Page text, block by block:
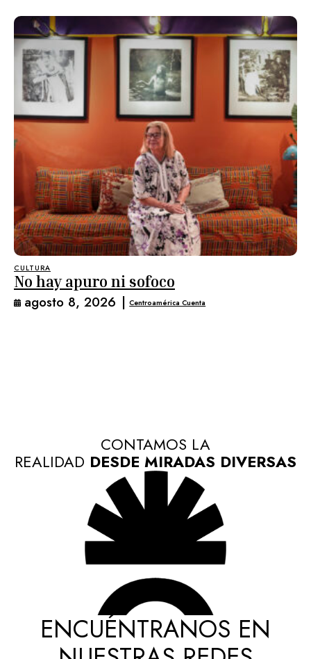
CULTURA
No hay apuro ni sofoco
agosto 8, 2026 | Centroamérica Cuenta
CONTAMOS LA
REALIDAD DESDE MIRADAS DIVERSAS
ENCUÉNTRANOS EN